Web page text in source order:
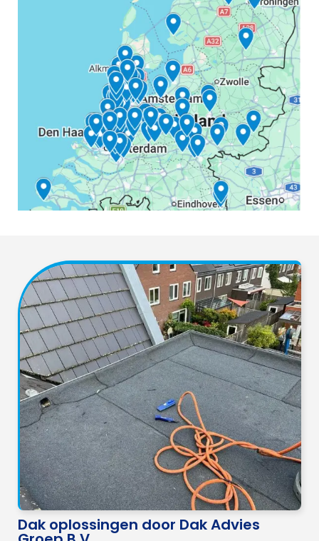
Dak oplossingen door Dak Advies